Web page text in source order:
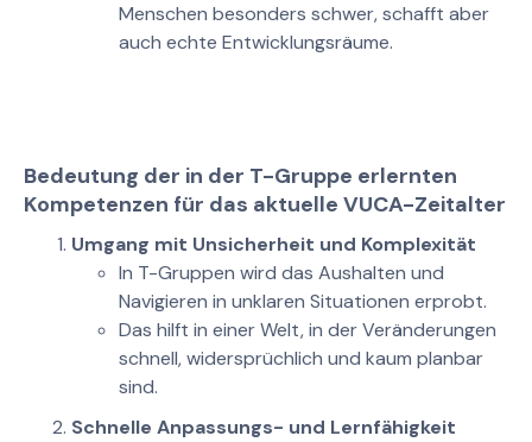
Menschen besonders schwer, schafft aber
auch echte Entwicklungsräume.
Bedeutung der in der T-Gruppe erlernten
Kompetenzen für das aktuelle VUCA-Zeitalter
Umgang mit Unsicherheit und Komplexität
In T-Gruppen wird das Aushalten und
Navigieren in unklaren Situationen erprobt.
Das hilft in einer Welt, in der Veränderungen
schnell, widersprüchlich und kaum planbar
sind.
Schnelle Anpassungs- und Lernfähigkeit